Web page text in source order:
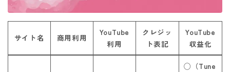
サイト名 商用利用
YouTube
利用
クレジッ
ト表記
YouTube
収益化
◯（Tune